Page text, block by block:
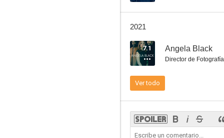
2021
7.1 Angela Black
Director de Fotografía
Ver todo